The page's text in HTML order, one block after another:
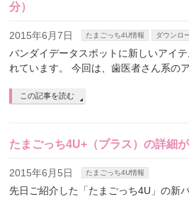
分）
2015年6月7日 たまごっち4U情報 ダウンロ
バンダイデータスポットに新しいアイ
れています。 今回は、歯医者さん系の
この記事を読む
たまごっち4U+（プラス）の詳細
2015年6月5日 たまごっち4U情報
先日ご紹介した「たまごっち4U」の新